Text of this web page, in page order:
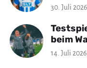
30. Juli 2026
beim
14. Juli 2026